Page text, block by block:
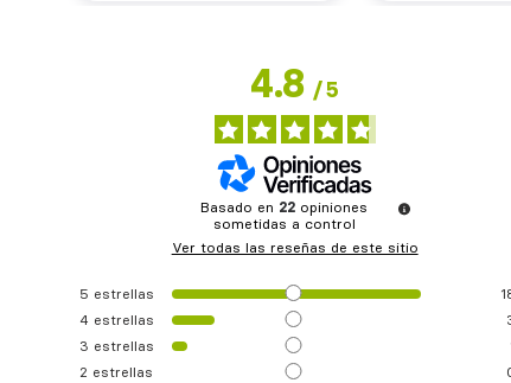
4.8/5
Basado en 22 opiniones
sometidas a control
Ver todas las reseñas de este sitio
5 estrellas
4 estrellas
3 estrellas
2 estrellas